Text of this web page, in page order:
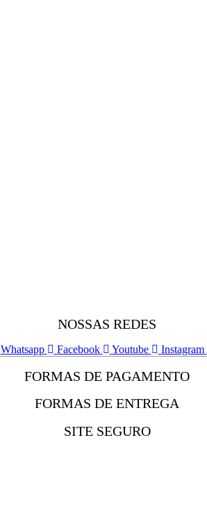
NOSSAS REDES
Whatsapp Facebook Youtube Instagram
FORMAS DE PAGAMENTO
FORMAS DE ENTREGA
SITE SEGURO